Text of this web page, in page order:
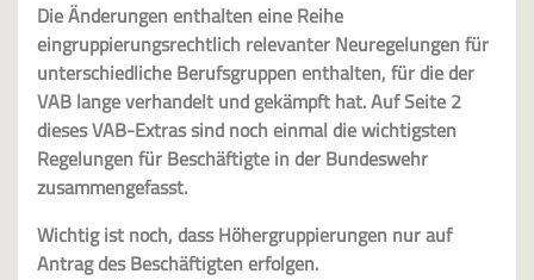
Die Änderungen enthalten eine Reihe
eingruppierungsrechtlich relevanter Neuregelungen für
unterschiedliche Berufsgruppen enthalten, für die der
VAB lange verhandelt und gekämpft hat. Auf Seite 2
dieses VAB-Extras sind noch einmal die wichtigsten
Regelungen für Beschäftigte in der Bundeswehr
zusammengefasst.
Wichtig ist noch, dass Höhergruppierungen nur auf
Antrag des Beschäftigten erfolgen.